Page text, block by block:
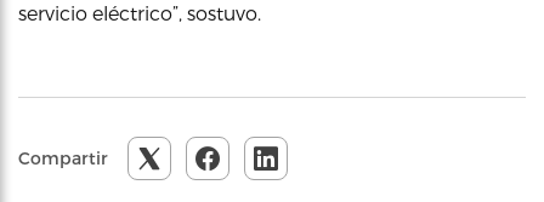
servicio eléctrico”, sostuvo.
Compartir